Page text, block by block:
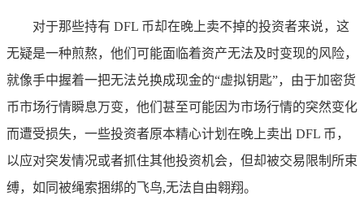
对于那些持有 DFL 币却在晚上卖不掉的投资者来说，这
无疑是一种煎熬，他们可能面临着资产无法及时变现的风险，
就像手中握着一把无法兑换成现金的“虚拟钥匙”，由于加密货
币市场行情瞬息万变，他们甚至可能因为市场行情的突然变化
而遭受损失，一些投资者原本精心计划在晚上卖出 DFL 币，
以应对突发情况或者抓住其他投资机会，但却被交易限制所束
缚，如同被绳索捆绑的飞鸟,无法自由翱翔。